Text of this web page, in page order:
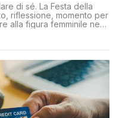
di sé. La Festa della
riflessione, momento per
alla figura femminile nella
un messaggio “forte e